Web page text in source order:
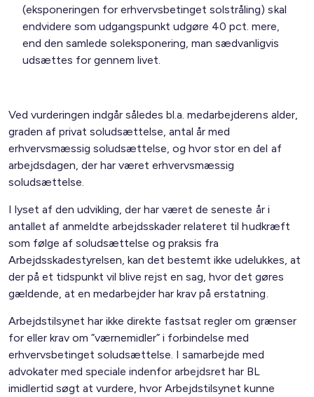
(eksponeringen for erhvervsbetinget solstråling) skal
endvidere som udgangspunkt udgøre 40 pct. mere,
end den samlede soleksponering, man sædvanligvis
udsættes for gennem livet.
Ved vurderingen indgår således bl.a. medarbejderens alder,
graden af privat soludsættelse, antal år med
erhvervsmæssig soludsættelse, og hvor stor en del af
arbejdsdagen, der har været erhvervsmæssig
soludsættelse.
I lyset af den udvikling, der har været de seneste år i
antallet af anmeldte arbejdsskader relateret til hudkræft
som følge af soludsættelse og praksis fra
Arbejdsskadestyrelsen, kan det bestemt ikke udelukkes, at
der på et tidspunkt vil blive rejst en sag, hvor det gøres
gældende, at en medarbejder har krav på erstatning.
Arbejdstilsynet har ikke direkte fastsat regler om grænser
for eller krav om ”værnemidler” i forbindelse med
erhvervsbetinget soludsættelse. I samarbejde med
advokater med speciale indenfor arbejdsret har BL
imidlertid søgt at vurdere, hvor Arbejdstilsynet kunne